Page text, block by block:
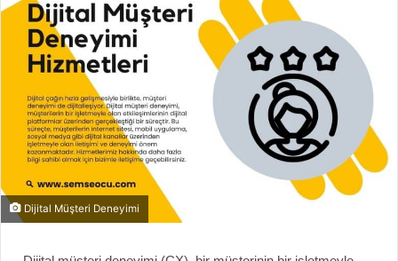
Dijital Müşteri Deneyimi